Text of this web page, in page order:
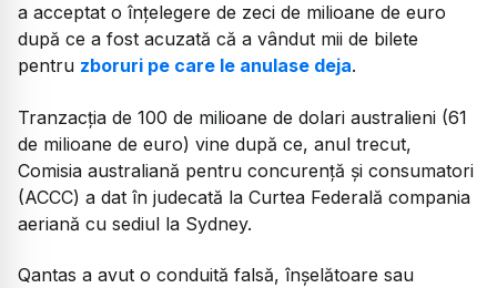
a acceptat o înțelegere de zeci de milioane de euro
după ce a fost acuzată că a vândut mii de bilete
pentru zboruri pe care le anulase deja.
Tranzacția de 100 de milioane de dolari australieni (61
de milioane de euro) vine după ce, anul trecut,
Comisia australiană pentru concurență și consumatori
(ACCC) a dat în judecată la Curtea Federală compania
aeriană cu sediul la Sydney.
Qantas a avut o conduită falsă, înșelătoare sau